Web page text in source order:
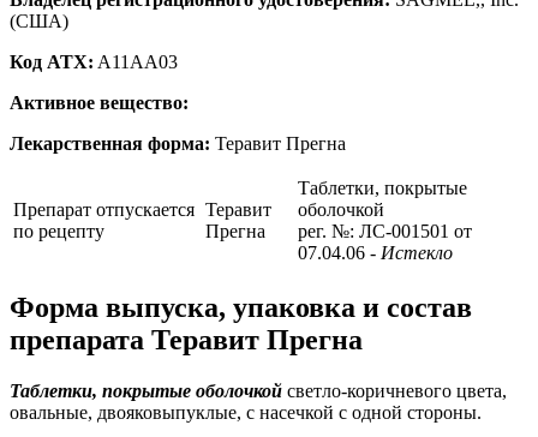
(США)
Код ATX: A11AA03
Активное вещество:
Лекарственная форма: Теравит Прегна
Препарат отпускается
по рецепту
Теравит
Прегна
Таблетки, покрытые
оболочкой
рег. №: ЛС-001501 от
07.04.06 - Истекло
Форма выпуска, упаковка и состав
препарата Теравит Прегна
Таблетки, покрытые оболочкой светло-коричневого цвета,
овальные, двояковыпуклые, с насечкой с одной стороны.